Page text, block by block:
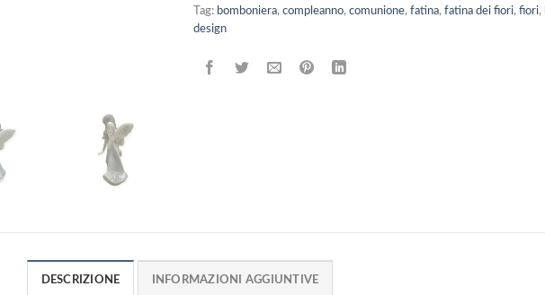
Tag: bomboniera, compleanno, comunione, fatina, fatina dei fiori, fiori,
design
DESCRIZIONE INFORMAZIONI AGGIUNTIVE